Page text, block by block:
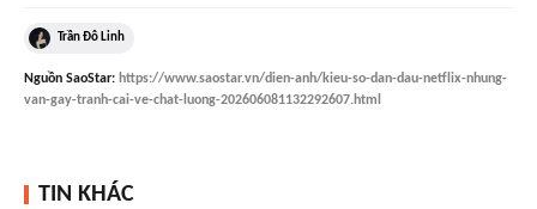
Trần Đô Linh
Nguồn SaoStar: https://www.saostar.vn/dien-anh/kieu-so-dan-dau-netflix-nhung-
van-gay-tranh-cai-ve-chat-luong-202606081132292607.html
TIN KHÁC